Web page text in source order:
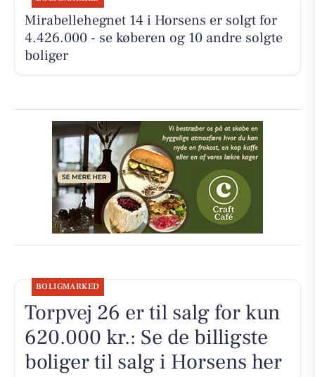
Mirabellehegnet 14 i Horsens er solgt for
4.426.000 - se køberen og 10 andre solgte
boliger
BOLIGMARKED
Torpvej 26 er til salg for kun
620.000 kr.: Se de billigste
boliger til salg i Horsens her